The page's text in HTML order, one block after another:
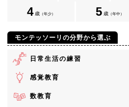
4 歳（年少） 5 歳（年中）
モンテッソーリの分野から選ぶ
日常生活の練習
感覚教育
数教育